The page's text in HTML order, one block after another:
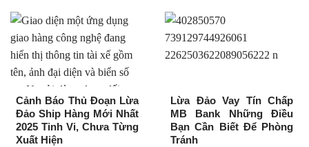
Cảnh Báo Thủ Đoạn Lừa
Đảo Ship Hàng Mới Nhất
2025 Tinh Vi, Chưa Từng
Xuất Hiện
Lừa Đảo Vay Tín Chấp
MB Bank Những Điều
Bạn Cần Biết Để Phòng
Tránh